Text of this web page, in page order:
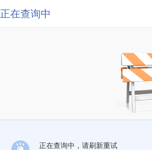
正在查询中
正在查询中，请刷新重试